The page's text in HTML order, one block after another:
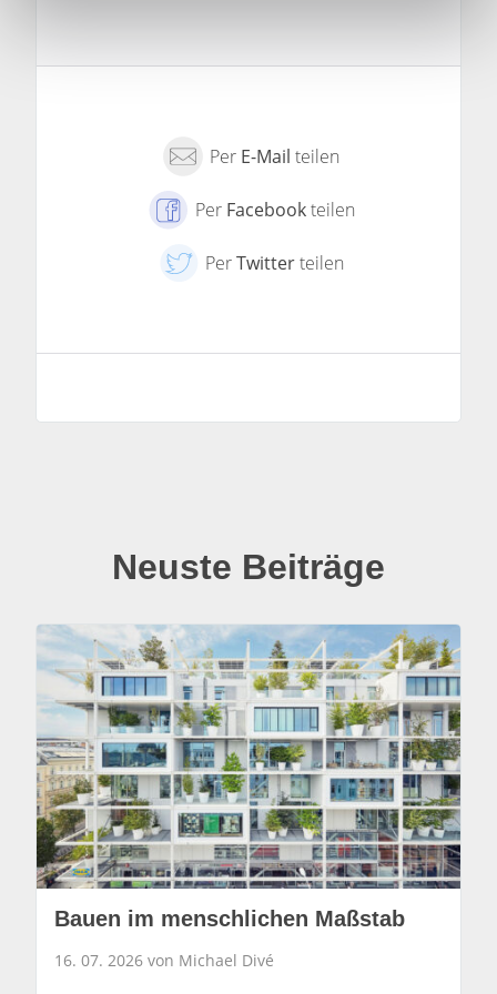
Per E-Mail teilen
Per Facebookteilen
PerTwitterteilen
Neuste Beiträge
Bauen im menschlichen Maßstab
16. 07. 2026 von Michael Divé